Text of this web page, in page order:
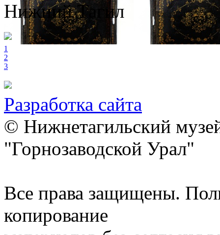
Нижний Тагил
1
2
3
Разработка сайта
© Нижнетагильский
"Горнозаводской Урал"
Все права защищены.
копирование